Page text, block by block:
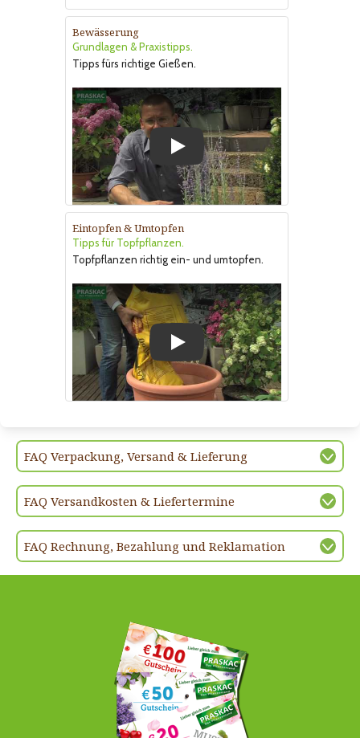
Bewässerung
Grundlagen & Praxistipps.
Tipps fürs richtige Gießen.
Eintopfen & Umtopfen
Tipps für Topfpflanzen.
Topfpflanzen richtig ein- und umtopfen.
FAQ Verpackung, Versand & Lieferung
FAQ Versandkosten & Liefertermine
FAQ Rechnung, Bezahlung und Reklamation